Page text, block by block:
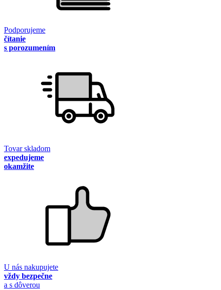
Podporujeme
čítanie
s porozumením
Tovar skladom
expedujeme
okamžite
U nás nakupujete
vždy bezpečne
a s dôverou